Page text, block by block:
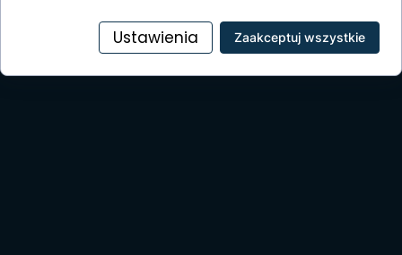
Ustawienia Zaakceptuj wszystkie